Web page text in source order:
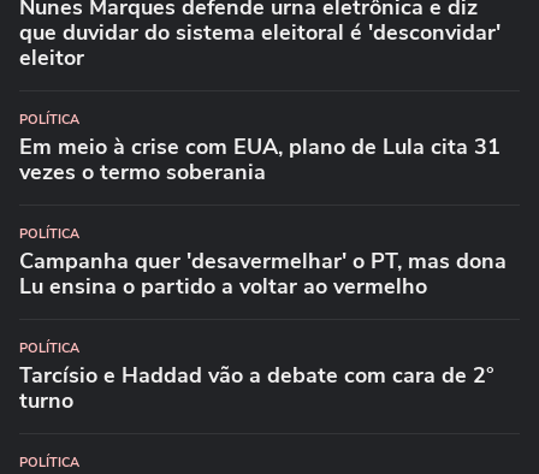
Nunes Marques defende urna eletrônica e diz
que duvidar do sistema eleitoral é 'desconvidar'
eleitor
POLÍTICA
Em meio à crise com EUA, plano de Lula cita 31
vezes o termo soberania
POLÍTICA
Campanha quer 'desavermelhar' o PT, mas dona
Lu ensina o partido a voltar ao vermelho
POLÍTICA
Tarcísio e Haddad vão a debate com cara de 2°
turno
POLÍTICA